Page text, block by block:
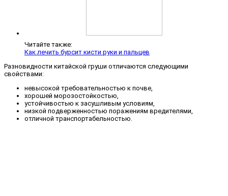
Читайте также:
Как лечить бурсит кисти руки и пальцев
Разновидности китайской груши отличаются следующими
свойствами:
невысокой требовательностью к почве,
хорошей морозостойкостью,
устойчивостью к засушливым условиям,
низкой подверженностью поражениям вредителями,
отличной транспортабельностью.